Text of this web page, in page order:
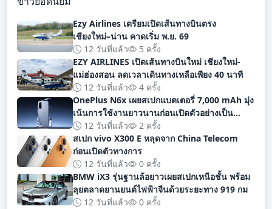
Ezy Airlines เตรียมเปิดเส้นทางบินตรง
เชียงใหม่–น่าน คาดเริ่ม พ.ย. 69
12 วันที่แล้ว
5 ครั้ง
EZY AIRLINES เปิดเส้นทางบินใหม่ เชียงใหม่-
แม่ฮ่องสอน ลดเวลาเดินทางเหลือเพียง 40 นาที
12 วันที่แล้ว
4 ครั้ง
OnePlus N6x เผยสเปกแบตเตอรี่ 7,000 mAh มุ่ง
เน้นการใช้งานยาวนานก่อนเปิดตัวอย่างเป็น
ทางการ
12 วันที่แล้ว
2 ครั้ง
สเปก vivo X300 E หลุดจาก China Telecom
ก่อนเปิดตัวทางการ
12 วันที่แล้ว
0 ครั้ง
BMW iX3 รุ่นฐานล้อยาวเผยสเปกเหนือชั้น พร้อม
ลุยตลาดยานยนต์ไฟฟ้าจีนด้วยระยะทาง 919 กม
12 วันที่แล้ว
0 ครั้ง